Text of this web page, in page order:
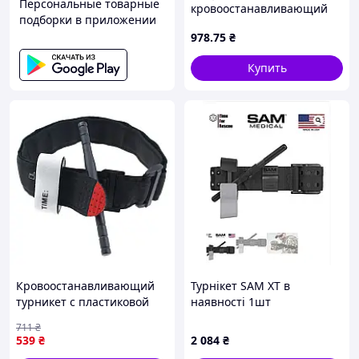
Персональные товарные
подборки в приложении
кровоостанавливающий
Tourniquet), механический
978.75 ₴
Купить
Кровоостанавливающий
турникет с пластиковой
38х95 см CAT
CombatApplicationTourniquet
539 ₴
711₴
Турнікет SAM XT в
наявності 1шт
2 084 ₴